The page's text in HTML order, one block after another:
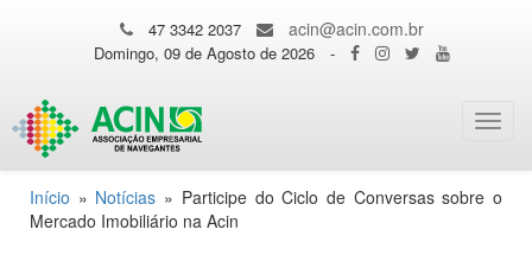
47 3342 2037 acin@acin.com.br
Domingo, 09 de Agosto de 2026 -
Início » Notícias » Participe do Ciclo de Conversas sobre o
Mercado Imobiliário na Acin